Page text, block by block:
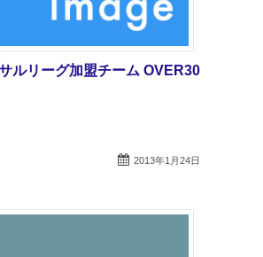
ルリーグ加盟チーム OVER30
2013年1月24日